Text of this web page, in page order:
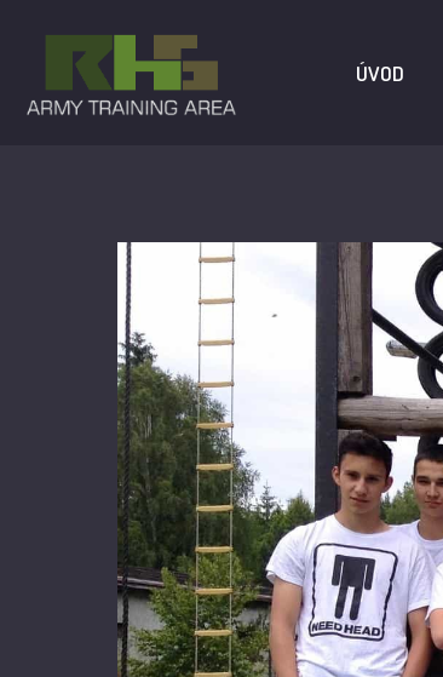
ÚVOD